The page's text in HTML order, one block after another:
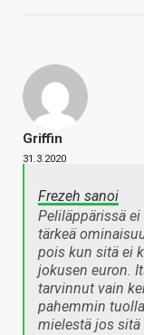
Griffin
31.3.2020
Frezeh sanoi
Peliläppärissä
tärkeä
pois kun sitä ei
jokusen euron.
tarvinnut vain
pahemmin
mielestä jos